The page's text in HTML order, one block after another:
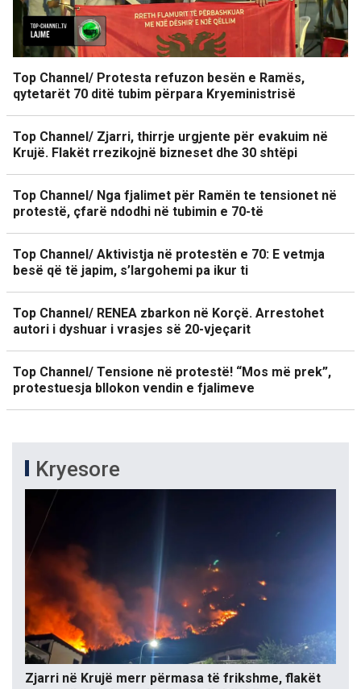
Top Channel/ Protesta refuzon besën e Ramës,
qytetarët 70 ditë tubim përpara Kryeministrisë
Top Channel/ Zjarri, thirrje urgjente për evakuim në
Krujë. Flakët rrezikojnë bizneset dhe 30 shtëpi
Top Channel/ Nga fjalimet për Ramën te tensionet në
protestë, çfarë ndodhi në tubimin e 70-të
Top Channel/ Aktivistja në protestën e 70: E vetmja
besë që të japim, s’largohemi pa ikur ti
Top Channel/ RENEA zbarkon në Korçë. Arrestohet
autori i dyshuar i vrasjes së 20-vjeçarit
Top Channel/ Tensione në protestë! “Mos më prek”,
protestuesja bllokon vendin e fjalimeve
Kryesore
Zjarri në Krujë merr përmasa të frikshme, flakët